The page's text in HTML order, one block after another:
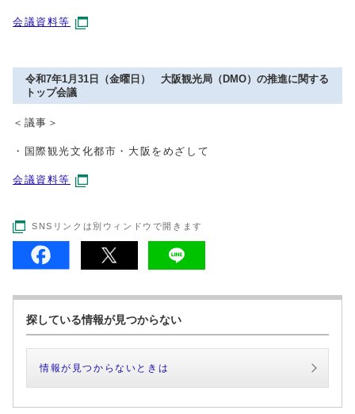
会議資料等
令和7年1月31日（金曜日） 大阪観光局（DMO）の推進に関する
トップ会議
＜議事＞
・国際観光文化都市・大阪をめざして
会議資料等
SNSリンクは別ウィンドウで開きます
探している情報が見つからない
情報が見つからないときは